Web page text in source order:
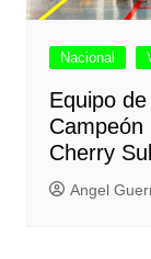
Nacional
Equipo
Campeón
Cherry
Angel